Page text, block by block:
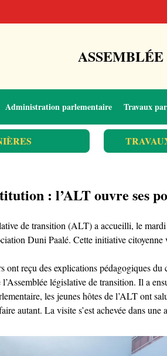
Administration parlementaire Travaux
: l’ALT ouvre ses
de transition (ALT) a accueilli, le
Duni Paalé. Cette initiative
ont reçu des explications pédagogiques
législative de transition. Il a
les jeunes hôtes de l’ALT ont
autant. La visite s’est achevée dans